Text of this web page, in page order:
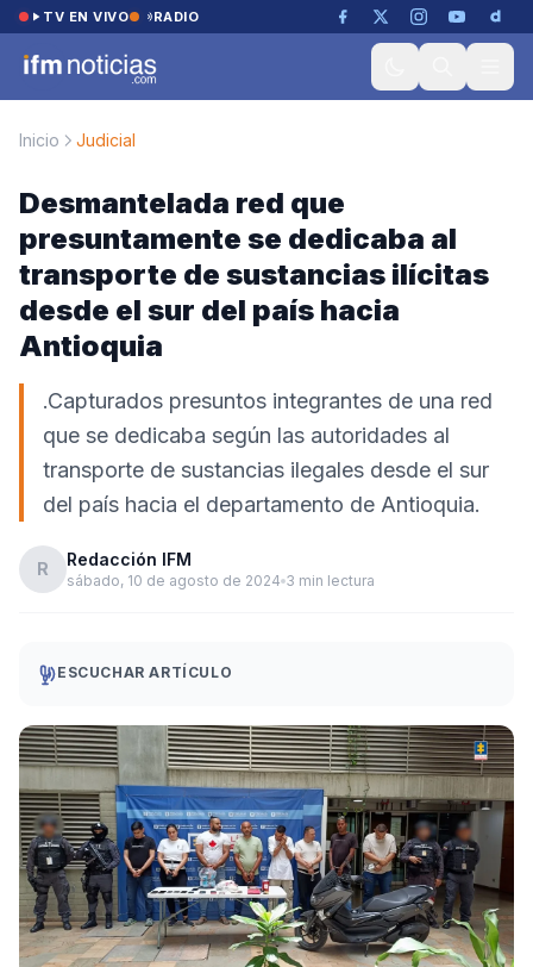
Saltar al contenido
TV EN VIVO RADIO
Inicio Judicial
Desmantelada red que
presuntamente se dedicaba al
transporte de sustancias ilícitas
desde el sur del país hacia
Antioquia
.Capturados presuntos integrantes de una red
que se dedicaba según las autoridades al
transporte de sustancias ilegales desde el sur
del país hacia el departamento de Antioquia.
R Redacción IFM
sábado, 10 de agosto de 2024 3 min lectura
ESCUCHAR ARTÍCULO